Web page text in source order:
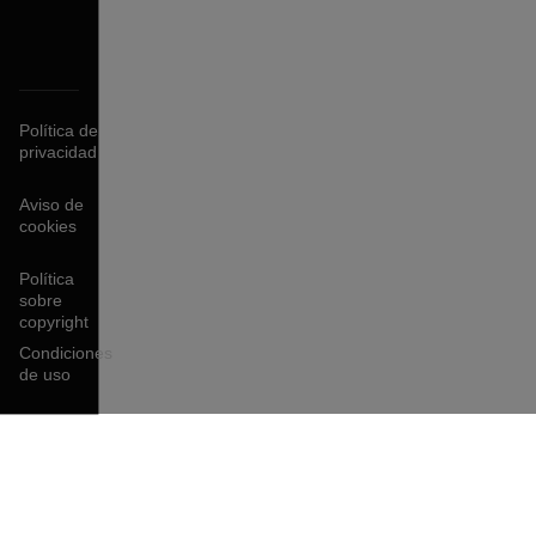
Política de
privacidad
Aviso de
cookies
Política
sobre
copyright
Condiciones
de uso